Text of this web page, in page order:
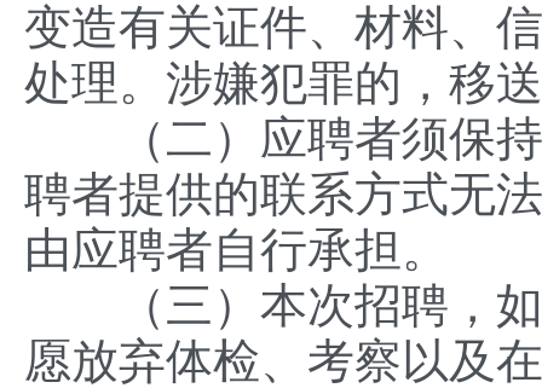
变造有关证件、材料、
处理。涉嫌犯罪的，移
（二）应聘者须保持
聘者提供的联系方式无
由应聘者自行承担。
（三）本次招聘，如
愿放弃体检、考察以及